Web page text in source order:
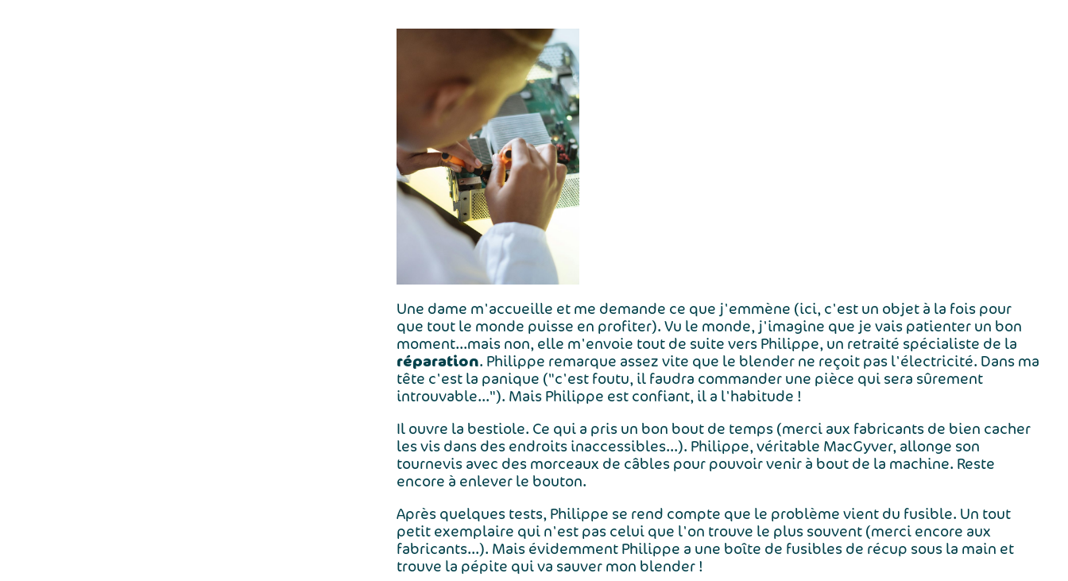
Une dame m'accueille et me demande ce que j'emmène (ici, c'est un objet à la fois pour
que tout le monde puisse en profiter). Vu le monde, j'imagine que je vais patienter un bon
moment...mais non, elle m'envoie tout de suite vers Philippe, un retraité spécialiste de la
réparation. Philippe remarque assez vite que le blender ne reçoit pas l'électricité. Dans ma
tête c'est la panique ("c'est foutu, il faudra commander une pièce qui sera sûrement
introuvable..."). Mais Philippe est confiant, il a l'habitude !
Il ouvre la bestiole. Ce qui a pris un bon bout de temps (merci aux fabricants de bien cacher
les vis dans des endroits inaccessibles...). Philippe, véritable MacGyver, allonge son
tournevis avec des morceaux de câbles pour pouvoir venir à bout de la machine. Reste
encore à enlever le bouton.
Après quelques tests, Philippe se rend compte que le problème vient du fusible. Un tout
petit exemplaire qui n'est pas celui que l'on trouve le plus souvent (merci encore aux
fabricants...). Mais évidemment Philippe a une boîte de fusibles de récup sous la main et
trouve la pépite qui va sauver mon blender !